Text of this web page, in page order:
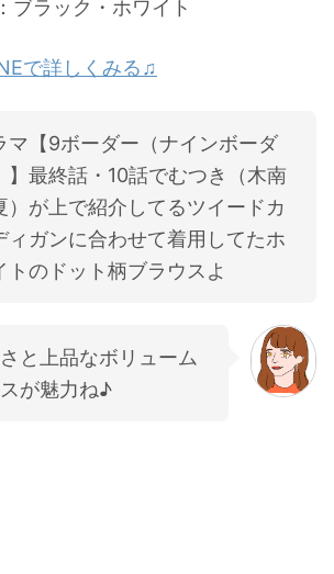
ブラック・ホワイト
で詳しくみる♫
マ【9ボーダー（ナインボーダ
】最終話・10話でむつき（木南
）が上で紹介してるツイードカ
ィガンに合わせて着用してたホ
トのドット柄ブラウスよ
と上品なボリューム
が魅力ね♪